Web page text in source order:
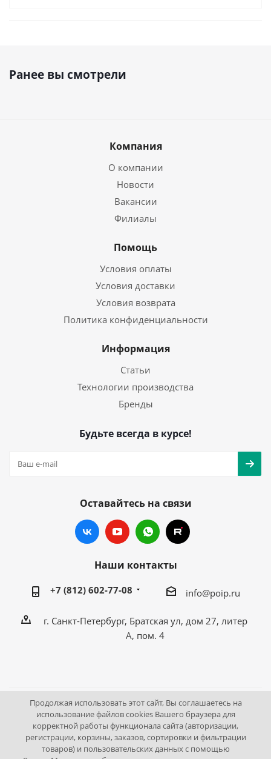
Ранее вы смотрели
Компания
О компании
Новости
Вакансии
Филиалы
Помощь
Условия оплаты
Условия доставки
Условия возврата
Политика конфиденциальности
Информация
Статьи
Технологии производства
Бренды
Будьте всегда в курсе!
Оставайтесь на связи
Наши контакты
+7 (812) 602-77-08 info@poip.ru
г. Санкт-Петербург, Братская ул, дом 27, литер
А, пом. 4
2009 - 2026 © Промышленное оборудование Интернет
портал.
195043, г. Санкт-Петербург, Братская ул, дом 27, литер А,
Продолжая использовать этот сайт, Вы соглашаетесь на
использование файлов cookies Вашего браузера для
корректной работы функционала сайта (авторизации,
регистрации, корзины, заказов, сортировки и фильтрации
товаров) и пользовательских данных с помощью